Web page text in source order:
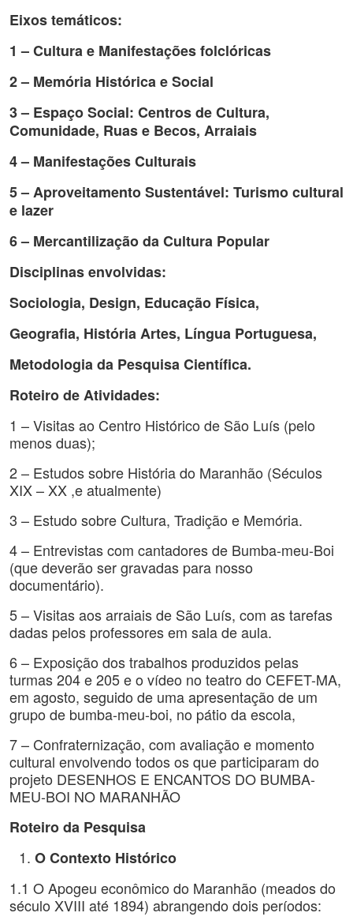
Eixos temáticos:
1 – Cultura e Manifestações folclóricas
2 – Memória Histórica e Social
3 – Espaço Social: Centros de Cultura,
Comunidade, Ruas e Becos, Arraiais
4 – Manifestações Culturais
5 – Aproveitamento Sustentável: Turismo cultural
e lazer
6 – Mercantilização da Cultura Popular
Disciplinas envolvidas:
Sociologia, Design, Educação Física,
Geografia, História Artes, Língua Portuguesa,
Metodologia da Pesquisa Científica.
Roteiro de Atividades:
1 – Visitas ao Centro Histórico de São Luís (pelo
menos duas);
2 – Estudos sobre História do Maranhão (Séculos
XIX – XX ,e atualmente)
3 – Estudo sobre Cultura, Tradição e Memória.
4 – Entrevistas com cantadores de Bumba-meu-Boi
(que deverão ser gravadas para nosso
documentário).
5 – Visitas aos arraiais de São Luís, com as tarefas
dadas pelos professores em sala de aula.
6 – Exposição dos trabalhos produzidos pelas
turmas 204 e 205 e o vídeo no teatro do CEFET-MA,
em agosto, seguido de uma apresentação de um
grupo de bumba-meu-boi, no pátio da escola,
7 – Confraternização, com avaliação e momento
cultural envolvendo todos os que participaram do
projeto DESENHOS E ENCANTOS DO BUMBA-
MEU-BOI NO MARANHÃO
Roteiro da Pesquisa
O Contexto Histórico
1.1 O Apogeu econômico do Maranhão (meados do
século XVIII até 1894) abrangendo dois períodos: